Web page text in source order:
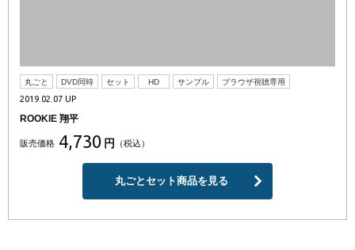
丸ごと DVD同時 セット HD サンプル ブラウザ視聴専用
2019.02.07 UP
ROOKIE 翔平
販売価格 4,730 円 （税込）
丸ごとセット商品を見る